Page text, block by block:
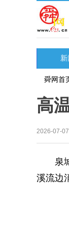
新
舜网首
高
2026-07-
泉城
溪流边